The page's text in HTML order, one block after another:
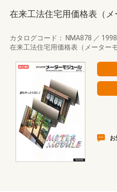
在来工法住宅用価格表（メ
カタログコード： NMA878 ／
在来工法住宅用価格表（メーター
お